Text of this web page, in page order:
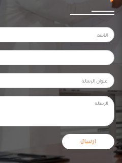
ارسال